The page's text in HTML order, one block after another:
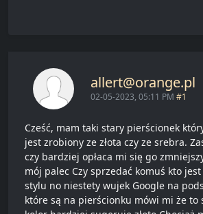
allert@orange.pl
02-05-2023, 05:11 PM #1
Cześć, mam taki stary pierścionek
jest zrobiony ze złota czy ze srebra.
czy bardziej opłaca mi się go
mój palec Czy sprzedać komuś kto
stylu no niestety wujek Google na
które są na pierścionku mówi mi że